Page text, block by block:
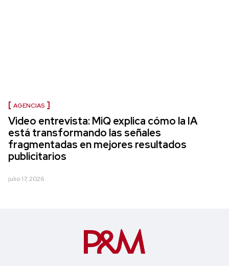
AGENCIAS
Video entrevista: MiQ explica cómo la IA
está transformando las señales
fragmentadas en mejores resultados
publicitarios
julio 17, 2026